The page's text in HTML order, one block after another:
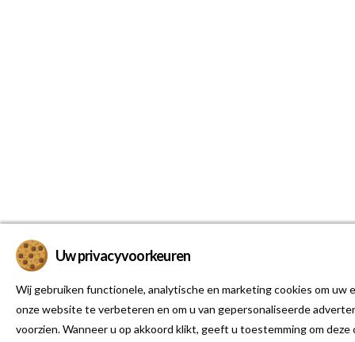
Uw privacyvoorkeuren
Wij gebruiken functionele, analytische en marketing cookies om uw
onze website te verbeteren en om u van gepersonaliseerde
voorzien. Wanneer u op akkoord klikt, geeft u toestemming om deze